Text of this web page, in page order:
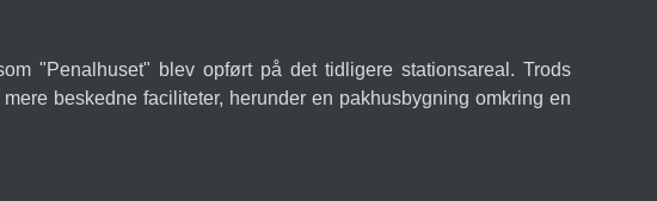
"Penalhuset" blev opført på det tidligere stationsareal. Trods
beskedne faciliteter, herunder en pakhusbygning omkring en